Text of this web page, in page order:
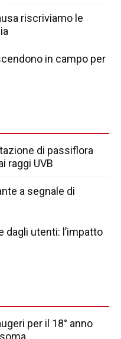
riscriviamo le
in campo per
di passiflora
raggi UVB
a segnale di
dagli utenti: l’impatto
per il 18° anno